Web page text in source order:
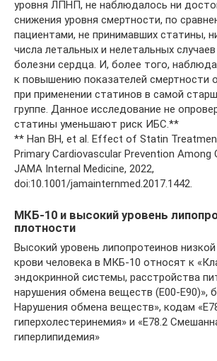
уровня ЛПНП, не наблюдалось ни
снижения уровня смертности, по
пациентами, не принимавших статины,
числа летальных и нелетальных
болезни сердца. И, более того,
к повышению показателей смертности
при применении статинов в самой
группе. Данное исследование не
статины уменьшают риск ИБС.**
** Han BH, et al. Effect of Statin
Primary Cardiovascular Prevention Among
JAMA Internal Medicine, 2022,
doi:10.1001/jamainternmed.2017.1442.
МКБ-10 и высокий уровень
плотности
Высокий уровень липопротеинов
крови человека в МКБ-10 относят к
эндокринной системы, расстройства
нарушения обмена веществ (E00-E90)»,
Нарушения обмена веществ», кодам
гиперхолестеринемия» и «E78.2
гиперлипидемия»